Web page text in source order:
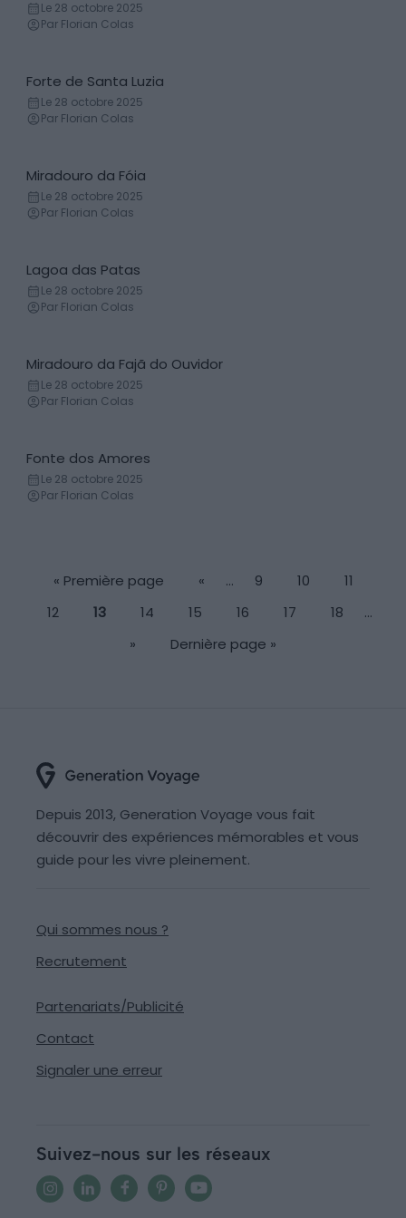
Le 28 octobre 2025
Par Florian Colas
Forteresse
Forte de Santa Luzia
Le 28 octobre 2025
Par Florian Colas
Belvédère
Miradouro da Fóia
Le 28 octobre 2025
Par Florian Colas
Lac
Lagoa das Patas
Le 28 octobre 2025
Par Florian Colas
Belvédère
Miradouro da Fajã do Ouvidor
Le 28 octobre 2025
Par Florian Colas
Fontaine
Fonte dos Amores
Le 28 octobre 2025
Par Florian Colas
« Première page « … 9 10
11
12
13 14 15 16 17 18
…
»
Dernière page »
Depuis 2013, Generation Voyage vous fait
découvrir des expériences mémorables et vous
guide pour les vivre pleinement.
Qui sommes nous ?
Recrutement
Partenariats/Publicité
Contact
Signaler une erreur
Suivez-nous sur les réseaux